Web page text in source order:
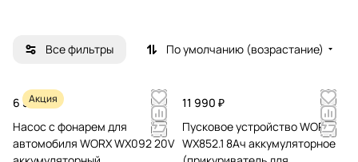
т
ы
с
а
Все фильтры По умолчанию (возрастание)
Акция
6 590 ₽
Насос с фонарем для
автомобиля WORX WX092 20V
11 990 ₽
Пусковое устройство WORX
WX852.1 8Ач аккумуляторное